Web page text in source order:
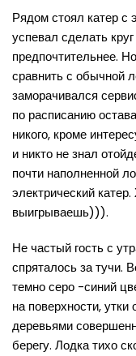
Рядом стоял катер с
успевал сделать
предпочтительнее.
сравнить с обычной
заморачивался
по расписанию
никого, кроме
и никто не знал
почти наполненной
электрический
выигрываешь))).
Не частый гость с
спряталось за тучи.
темно серо -синий
на поверхности,
деревьями
берегу. Лодка тихо